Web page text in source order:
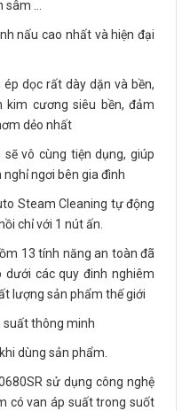
…
nấu cao nhất và hiện đại
dọc rất dày dặn và bền,
kim cương siêu bền, đảm
dẻo nhất
vô cùng tiện dụng, giúp
ngơi bên gia đình
Steam Cleaning tự động
chỉ với 1 nút ấn.
13 tính năng an toàn đã
các quy đinh nghiêm
lượng sản phẩm thế giới
suất thông minh
dùng sản phẩm.
sử dụng công nghệ
có van áp suất trong suốt